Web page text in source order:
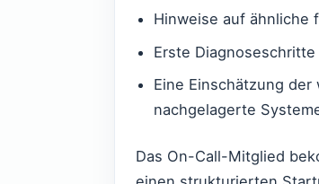
Hinweise auf ähnliche
Erste
Eine Einschätzung
nachgelagerte
Das On-Call-Mitglied